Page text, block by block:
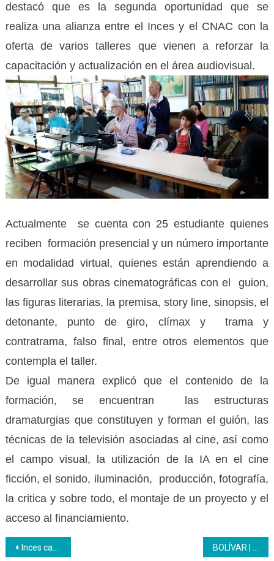
destacó que es la segunda oportunidad que se
realiza una alianza entre el Inces y el CNAC con la
oferta de varios talleres que vienen a reforzar la
capacitación y actualización en el área audiovisual.
Actualmente se cuenta con 25 estudiante quienes
reciben formación presencial y un número importante
en modalidad virtual, quienes están aprendiendo a
desarrollar sus obras cinematográficas con el guion,
las figuras literarias, la premisa, story line, sinopsis, el
detonante, punto de giro, clímax y trama y
contratrama, falso final, entre otros elementos que
contempla el taller.
De igual manera explicó que el contenido de la
formación, se encuentran las estructuras
dramaturgias que constituyen y forman el guión, las
técnicas de la televisión asociadas al cine, así como
el campo visual, la utilización de la IA en el cine
ficción, el sonido, iluminación, producción, fotografía,
la critica y sobre todo, el montaje de un proyecto y el
acceso al financiamiento.
Navegación
Inces capacitó a trabajadores en autocuidado para disminuir conflictos BOLÍVAR | Profesionales de la peluquería se certifican con éxito en el Inces Bolívar